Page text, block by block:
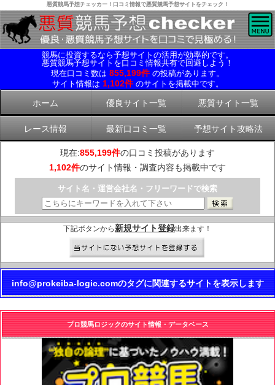
悪質競馬予想チェッカー！口コミ情報で悪質競馬予想サイトをチェック！
競馬に投資するなら予想サイトの活用が効率的です。
悪質競馬予想サイトを口コミ情報共有で回避しよう！
現在口コミ数は 855,199件 の投稿があります。
サイト情報は 1,102件 のサイトを掲載中です。
ホーム 優良サイト一覧 悪質サイト一覧
レース情報 最新口コミ一覧 予想サイト攻略法
現在:855,199件の口コミ投稿があります
1,102件のサイト情報・調査内容も掲載中です
サイト名・運営会社名・フリーワードで検索
下記ボタンから 新規サイト登録出来ます！
info@prokeiba-logic.comのタグに関連するサイトを表示します
プロ競馬ロジックのサイト情報・データベース